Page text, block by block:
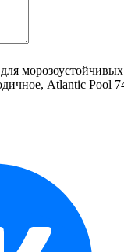
Atlantic Pool